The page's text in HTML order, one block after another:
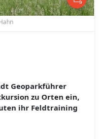
Geoparkführer
zu Orten ein,
ihr Feldtraining